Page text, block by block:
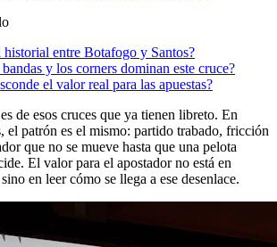
historial entre Botafogo y Santos?
y los corners dominan este cruce?
el valor real para las apuestas?
de esos cruces que ya tienen libreto. En
el patrón es el mismo: partido trabado, fricción
que no se mueve hasta que una pelota
El valor para el apostador no está en
en leer cómo se llega a ese desenlace.